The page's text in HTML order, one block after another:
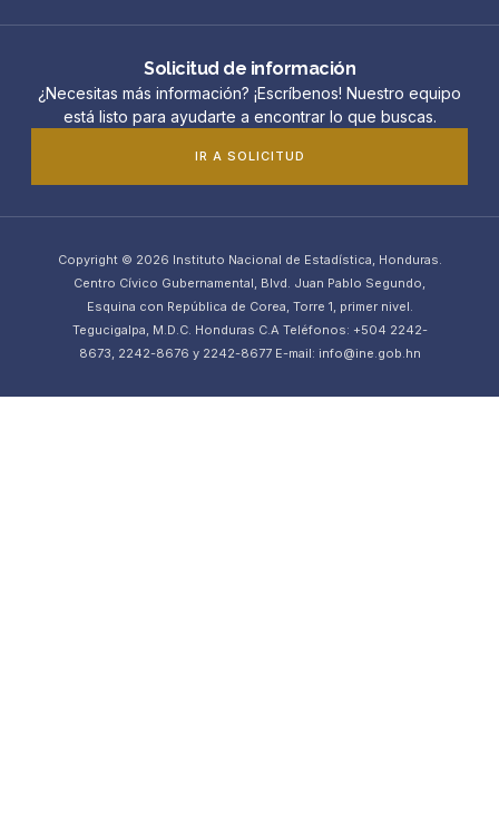
Solicitud de información
¿Necesitas más información? ¡Escríbenos! Nuestro equipo
está listo para ayudarte a encontrar lo que buscas.
IR A SOLICITUD
Copyright © 2026 Instituto Nacional de Estadística, Honduras.
Centro Cívico Gubernamental, Blvd. Juan Pablo Segundo,
Esquina con República de Corea, Torre 1, primer nivel.
Tegucigalpa, M.D.C. Honduras C.A Teléfonos: +504 2242-
8673, 2242-8676 y 2242-8677 E-mail: info@ine.gob.hn